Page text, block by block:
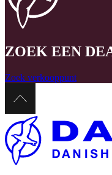
ZOEK EEN
Zoek verkooppunt